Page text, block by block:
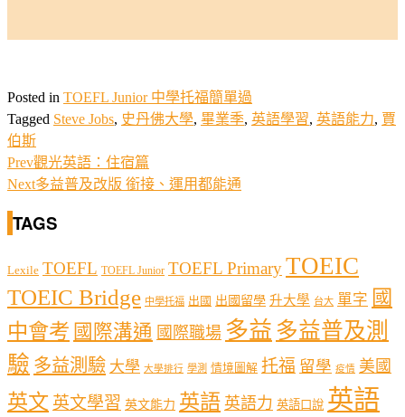
Posted in TOEFL Junior 中學托福簡單過
Tagged Steve Jobs, 史丹佛大學, 畢業季, 英語學習, 英語能力, 賈
伯斯
Prev觀光英語：住宿篇
Next多益普及改版 銜接、運用都能通
TAGS
Lexile TOEFL TOEFL Junior TOEFL PrimaryTOEIC
TOEIC Bridge 中學托福 出國 出國留學 升大學 台大 單字 國
中會考 國際溝通 國際職場 多益 多益普及測
驗 多益測驗 大學 大學排行 學測 情境圖解 托福 留學 疫情 美國
英文 英文學習 英文能力 英語 英語力 英語口說 英語